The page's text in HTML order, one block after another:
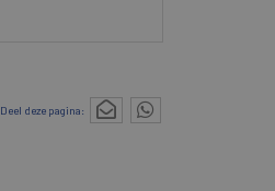
Deel deze pagina: